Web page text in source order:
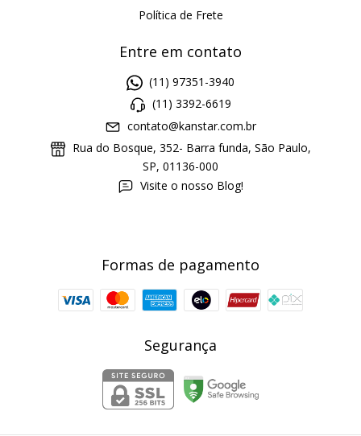
Política de Frete
Entre em contato
(11) 97351-3940
(11) 3392-6619
contato@kanstar.com.br
Rua do Bosque, 352- Barra funda, São Paulo,
SP, 01136-000
Visite o nosso Blog!
Formas de pagamento
Segurança